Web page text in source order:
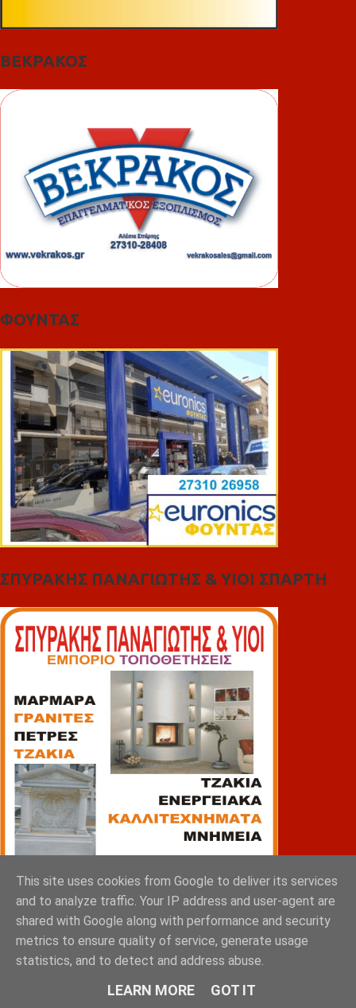
ΒΕΚΡΑΚΟΣ
ΦΟΥΝΤΑΣ
ΣΠΥΡΑΚΗΣ ΠΑΝΑΓΙΩΤΗΣ & YIOI ΣΠΑΡΤΗ
ΠΙΑΤΣΑ
This site uses cookies from Google to deliver its services
and to analyze traffic. Your IP address and user-agent are
shared with Google along with performance and security
metrics to ensure quality of service, generate usage
statistics, and to detect and address abuse.
LEARN MORE GOT IT